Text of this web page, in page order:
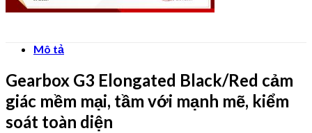
Mô tả
Gearbox G3 Elongated Black/Red cảm
giác mềm mại, tầm với mạnh mẽ, kiểm
soát toàn diện